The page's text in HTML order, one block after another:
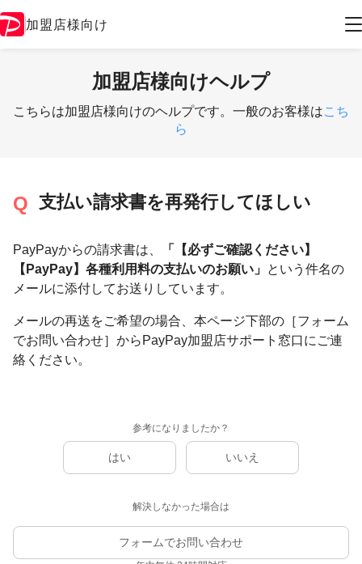
加盟店様向け
加盟店様向けヘルプ
こちらは加盟店様向けのヘルプです。一般のお客様はこち
ら
支払い請求書を再発行してほしい
PayPayからの請求書は、
「【必ずご確認ください】
【PayPay】各種利用料の支払いのお願い」 という件名の
メールに添付してお送りしています。
メールの再送をご希望の場合、本ページ下部の［フォーム
でお問い合わせ］からPayPay加盟店サポート窓口にご連
絡ください。
参考になりましたか？
はい いいえ
解決しなかった場合は
フォームでお問い合わせ